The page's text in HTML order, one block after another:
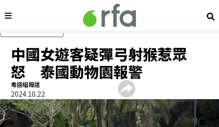
內容分類 搜
中國女遊客疑彈弓射猴惹眾
怒 泰國動物園報警
粵語組報道
2024.10.22